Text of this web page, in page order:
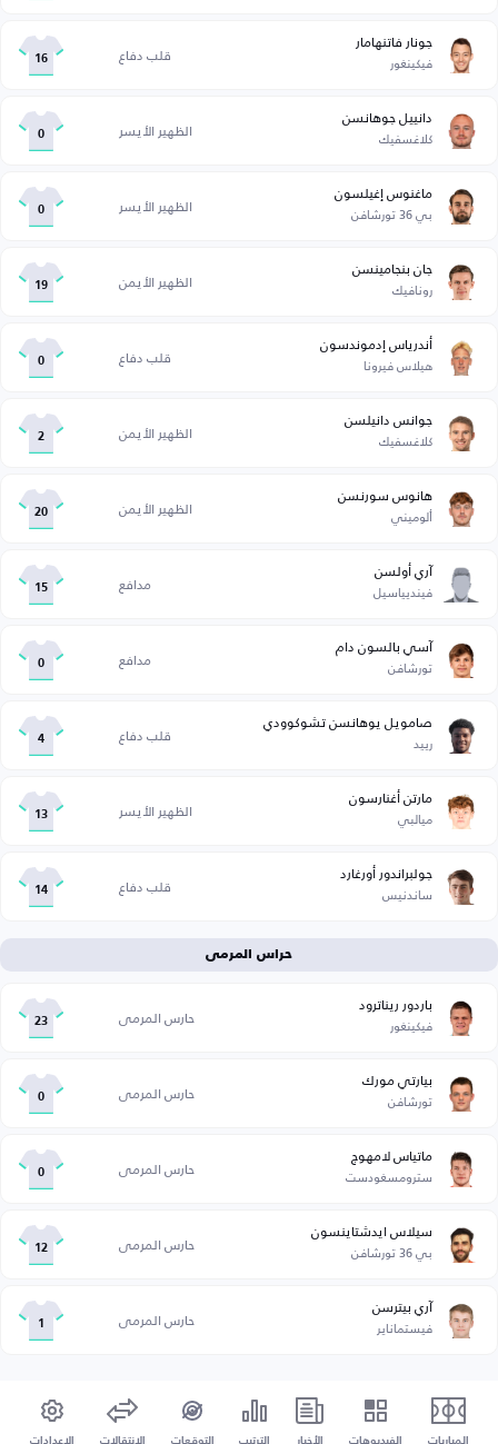
جونار فاتنهامار
فيكينغور قلب دفاع 16
دانييل جوهانسن
كلاغسفيك الظهير الأيسر 0
ماغنوس إغيلسون
بي 36 تورشافن الظهير الأيسر 0
جان بنجامينسن
رونافيك الظهير الأيمن 19
أندرياس إدموندسون
هيلاس فيرونا قلب دفاع 0
جوانس دانيلسن
كلاغسفيك الظهير الأيمن 2
هانوس سورنسن
ألوميني الظهير الأيمن 20
آري أولسن
فينديياسيل مدافع 15
آسي بالسون دام
تورشافن مدافع 0
صامويل يوهانسن تشوكوودي
رييد قلب دفاع 4
مارتن أغنارسون
ميالبي الظهير الأيسر 13
جولبراندور أورغارد
ساندنيس قلب دفاع 14
حراس المرمى
باردور ريناترود
فيكينغور حارس المرمى 23
بيارتي مورك
تورشافن حارس المرمى 0
ماتياس لامهوج
سترومسغودست حارس المرمى 0
سيلاس ايدشتاينسون
بي 36 تورشافن حارس المرمى 12
آري بيترسن
فيستماناير حارس المرمى 1
المباريات الفيديوهات الأخبار الترتيب التوقعات الإنتقالات الإعدادات